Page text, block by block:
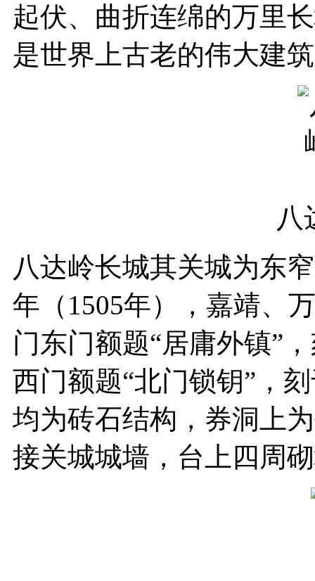
起伏、曲折连绵的万里
是世界上古老的伟大建
八
八达岭长城其关城为东
年（1505年），嘉靖、
门东门额题“居庸外镇”
西门额题“北门锁钥”，
均为砖石结构，券洞上
接关城城墙，台上四周